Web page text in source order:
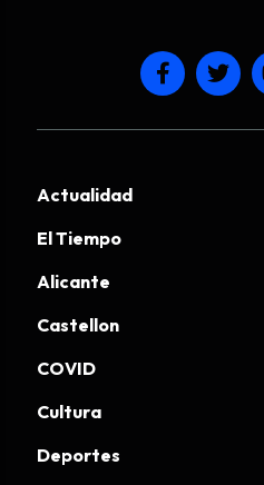
Actualidad
El Tiempo
Alicante
Castellon
COVID
Cultura
Deportes